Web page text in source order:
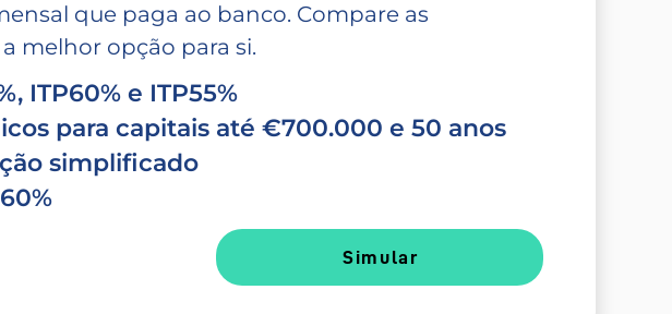
que paga ao banco. Compare as
melhor opção para si.
ITP60% e ITP55%
para capitais até €700.000 e 50 anos
simplificado
Simular